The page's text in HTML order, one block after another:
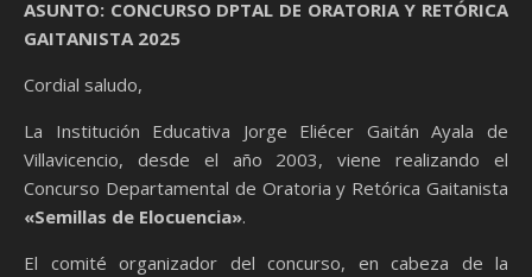
ASUNTO: CONCURSO DPTAL DE ORATORIA Y RETÓRICA
GAITANISTA 2025
Cordial saludo,
La Institución Educativa Jorge Eliécer Gaitán Ayala de
Villavicencio, desde el año 2003, viene realizando el
Concurso Departamental de Oratoria y Retórica Gaitanista
«Semillas de Elocuencia».
El comité organizador del concurso, en cabeza de la